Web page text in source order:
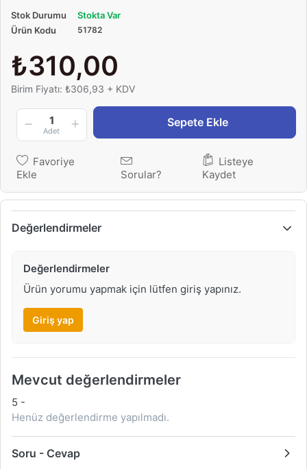
Stok Durumu
Stokta Var
Ürün Kodu
51782
₺310,00
Birim Fiyatı: ₺306,93 + KDV
1
Adet
Sepete Ekle
Favoriye
Ekle
Sorular?
Listeye
Kaydet
Değerlendirmeler
Değerlendirmeler
Ürün yorumu yapmak için lütfen giriş yapınız.
Giriş yap
Mevcut değerlendirmeler
5 -
Henüz değerlendirme yapılmadı.
Soru - Cevap